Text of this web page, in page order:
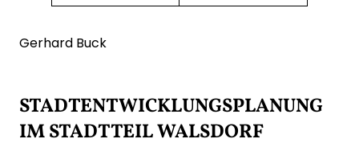
Gerhard Buck
STADTENTWICKLUNGSPLANUNG
IM STADTTEIL WALSDORF